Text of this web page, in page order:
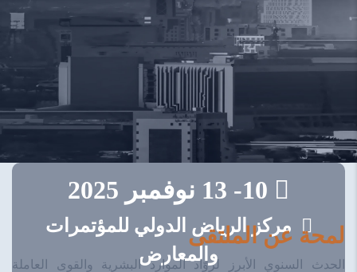
مركز الرياض الدولي للمؤتمرات
والمعارض
لمحة عن الملتقى
الحدث السنوي الأبرز لروّاد الموارد البشرية والقوى العاملة